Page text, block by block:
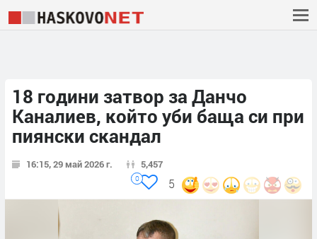
18 години затвор за Данчо
Каналиев, който уби баща си при
пиянски скандал
16:15, 29 май 2026 г. 5,457
5
0